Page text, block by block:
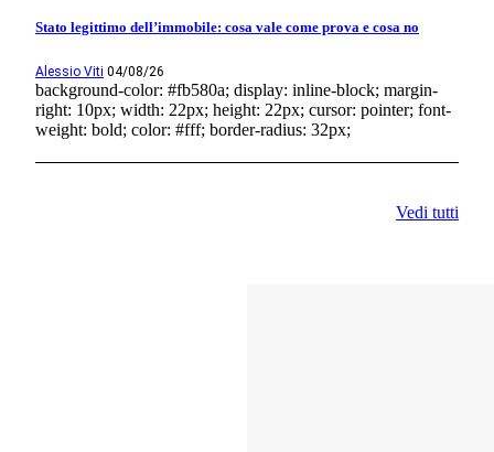
Stato legittimo dell’immobile: cosa vale come prova e cosa no
Alessio Viti 04/08/26
background-color: #fb580a; display: inline-block; margin-
right: 10px; width: 22px; height: 22px; cursor: pointer; font-
weight: bold; color: #fff; border-radius: 32px;
Vedi tutti